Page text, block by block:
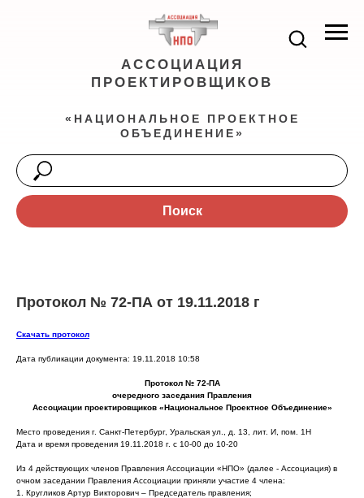
АССОЦИАЦИЯ
ПРОЕКТИРОВЩИКОВ
«НАЦИОНАЛЬНОЕ ПРОЕКТНОЕ
ОБЪЕДИНЕНИЕ»
Поиск
Протокол № 72-ПА от 19.11.2018 г
Скачать протокол
Дата публикации документа: 19.11.2018 10:58
Протокол № 72-ПА
очередного заседания Правления
Ассоциации проектировщиков «Национальное Проектное Объединение»
Место проведения г. Санкт-Петербург, Уральская ул., д. 13, лит. И, пом. 1Н
Дата и время проведения 19.11.2018 г. с 10-00 до 10-20
Из 4 действующих членов Правления Ассоциации «НПО» (далее - Ассоциация) в
очном заседании Правления Ассоциации приняли участие 4 члена:
1. Кругликов Артур Викторович – Председатель правления;